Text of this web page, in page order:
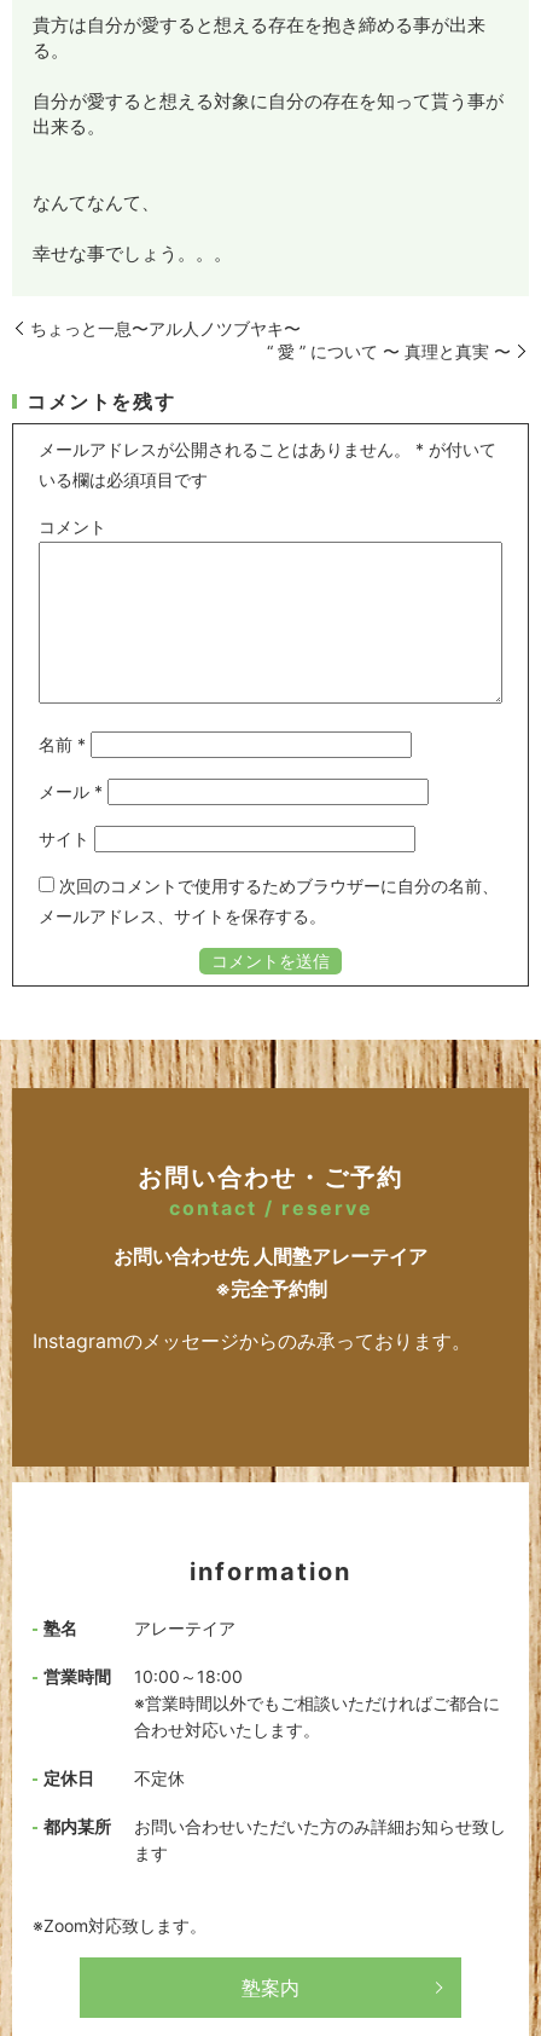
貴方は自分が愛すると想える存在を抱き締める事が出来
る。
自分が愛すると想える対象に自分の存在を知って貰う事が
出来る。
なんてなんて、
幸せな事でしょう。。。
ちょっと一息〜アル人ノツブヤキ〜
“ 愛 ” について 〜 真理と真実 〜
コメントを残す
メールアドレスが公開されることはありません。 * が付いて
いる欄は必須項目です
コメント
名前 *
メール *
サイト
次回のコメントで使用するためブラウザーに自分の名前、
メールアドレス、サイトを保存する。
お問い合わせ・ご予約
contact / reserve
お問い合わせ先 人間塾アレーテイア
※完全予約制
Instagramのメッセージからのみ承っております。
information
塾名 アレーテイア
営業時間
10:00～18:00
※営業時間以外でもご相談いただければご都合に
合わせ対応いたします。
定休日 不定休
都内某所
お問い合わせいただいた方のみ詳細お知らせ致し
ます
※Zoom対応致します。
塾案内